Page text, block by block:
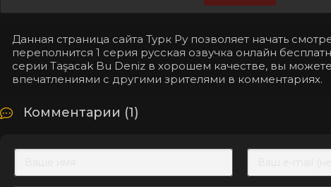
Данная страница сайта Турк Ру позволяет начать
переполнится 1 серия русская озвучка онлайн
серии Taşacak Bu Deniz в хорошем качестве, вы
впечатлениями с другими зрителями в комментариях.
Комментарии (1)